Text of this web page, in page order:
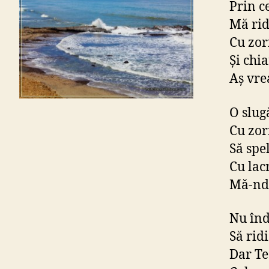
Prin
Mă
Cu
Şi
Aş
O
Cu
Să
Cu
Mă-
Nu
Să
Dar